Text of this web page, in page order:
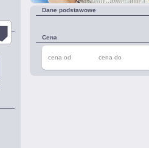
Dane podstawowe
Cena
cena od cena do